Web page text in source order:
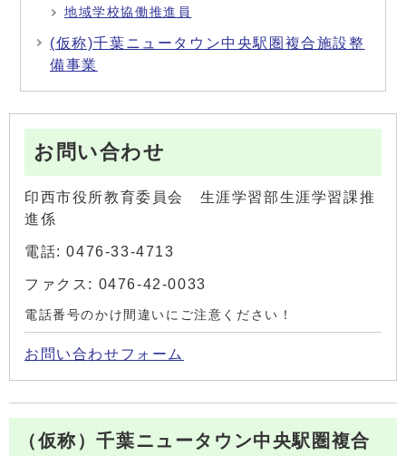
地域学校協働推進員
(仮称)千葉ニュータウン中央駅圏複合施設整
備事業
お問い合わせ
印西市役所教育委員会 生涯学習部生涯学習課推
進係
電話: 0476-33-4713
ファクス: 0476-42-0033
電話番号のかけ間違いにご注意ください！
お問い合わせフォーム
（仮称）千葉ニュータウン中央駅圏複合